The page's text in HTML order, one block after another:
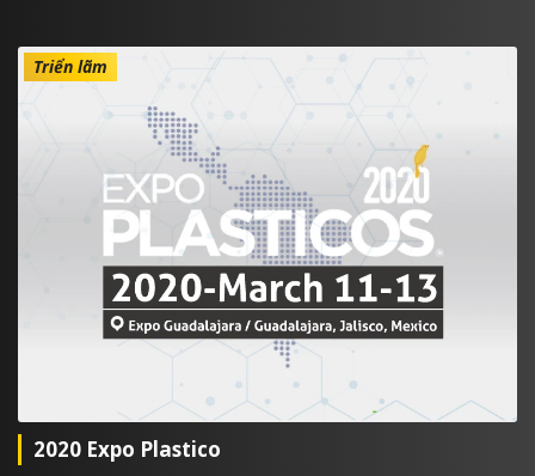
Triển lãm
2020 Expo Plastico